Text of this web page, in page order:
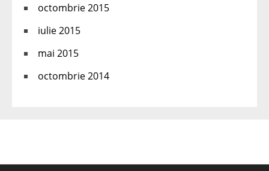
octombrie 2015
iulie 2015
mai 2015
octombrie 2014